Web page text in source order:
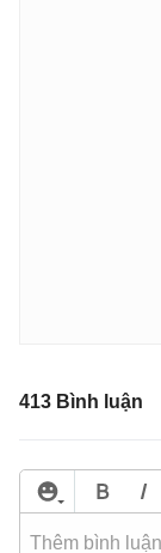
413 Bình luận